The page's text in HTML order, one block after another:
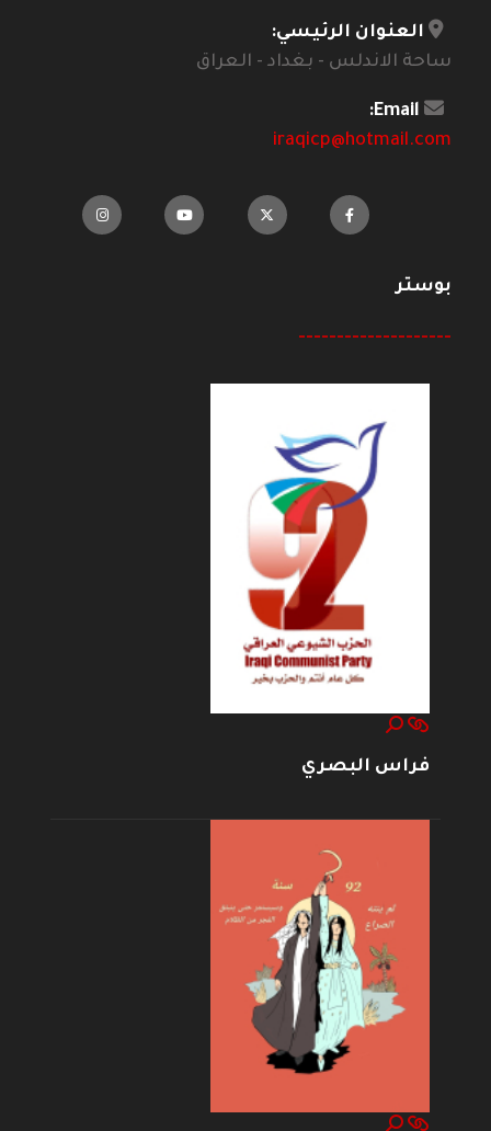
العنوان الرئيسي:
ساحة الاندلس - بغداد - العراق
Email:
iraqicp@hotmail.com
بوستر
--------------------
فراس البصري